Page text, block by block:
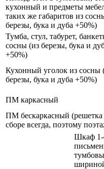
кухонный и предметы
таких же габаритов из
березы, бука и дуба +50%)
Тумба, стул, табурет,
сосны (из березы, бука и
+50%)
Кухонный уголок из сосны
березы, бука и дуба +50%)
ПМ каркасный
ПМ бескаркасный (решетка
сборе всегда, поэтому
Шкаф 1-